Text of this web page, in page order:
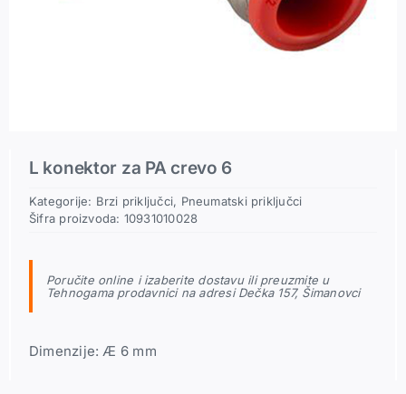
Pneumatski priključci
L konektor za PA crevo 6
Kategorije: Brzi priključci, Pneumatski priključci
Šifra proizvoda: 10931010028
Poručite online i izaberite dostavu ili preuzmite u
Tehnogama prodavnici na adresi Dečka 157, Šimanovci
Dimenzije: Æ 6 mm